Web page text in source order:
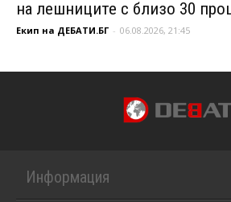
на лешниците с близо 30
Екип на ДЕБАТИ.БГ - 06.08.2026, 21:45
Информация